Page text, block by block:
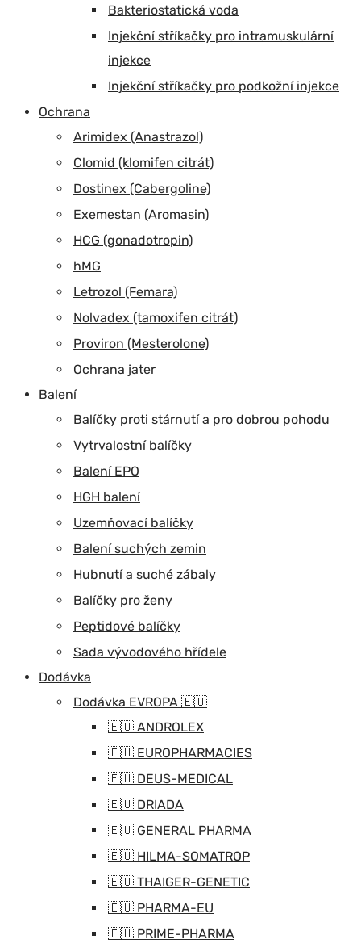
Bakteriostatická voda
Injekční stříkačky pro intramuskulární
injekce
Injekční stříkačky pro podkožní injekce
Ochrana
Arimidex (Anastrazol)
Clomid (klomifen citrát)
Dostinex (Cabergoline)
Exemestan (Aromasin)
HCG (gonadotropin)
hMG
Letrozol (Femara)
Nolvadex (tamoxifen citrát)
Proviron (Mesterolone)
Ochrana jater
Balení
Balíčky proti stárnutí a pro dobrou pohodu
Vytrvalostní balíčky
Balení EPO
HGH balení
Uzemňovací balíčky
Balení suchých zemin
Hubnutí a suché zábaly
Balíčky pro ženy
Peptidové balíčky
Sada vývodového hřídele
Dodávka
Dodávka EVROPA 🇪🇺
🇪🇺 ANDROLEX
🇪🇺 EUROPHARMACIES
🇪🇺 DEUS-MEDICAL
🇪🇺 DRIADA
🇪🇺 GENERAL PHARMA
🇪🇺 HILMA-SOMATROP
🇪🇺 THAIGER-GENETIC
🇪🇺 PHARMA-EU
🇪🇺 PRIME-PHARMA